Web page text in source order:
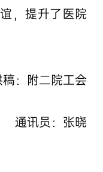
，提升了医院
稿：附二院工会
通讯员：张晓